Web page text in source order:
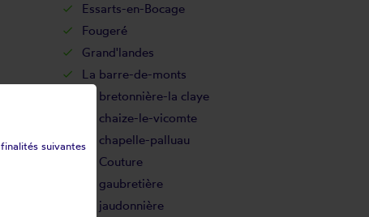
Essarts-en-Bocage
Fougeré
Grand'landes
La barre-de-monts
La bretonnière-la claye
La chaize-le-vicomte
La chapelle-palluau
La Couture
La gaubretière
La jaudonnière
suivantes